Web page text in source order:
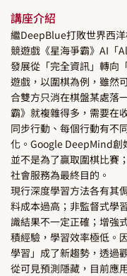
講座介紹
繼DeepBlue打敗世界西
競遊戲《星海爭霸》AI「
發展從「完全資訊」轉向
遊戲，以圍棋為例，雖然
合雙方只消在棋盤某處落
霸》就複雜得多，需要在
同步行動、每個行動有不
化。Google DeepMind
並不是為了贏取圍棋比賽
社會服務為最終目的。
現行深度學習方法各有其
料成本過高；非監督式學
識結果不一定正確；增強
積經驗，學習效率極低。
學習」成了新趨勢，透過
從可見預測隱藏，目前應